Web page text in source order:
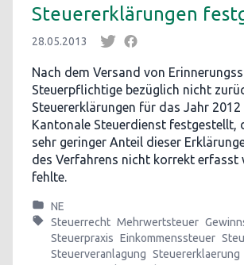
Steuererklärungen
28.05.2013
Nach dem Versand von
Steuerpflichtige bezüglich nicht
Steuererklärungen für das Jahr
Kantonale Steuerdienst festgestellt,
sehr geringer Anteil dieser
des Verfahrens nicht korrekt erfasst
fehlte.
NE
Steuerrecht Mehrwertsteuer
Steuerpraxis Einkommenssteuer
Steuerveranlagung Steuererklaerung